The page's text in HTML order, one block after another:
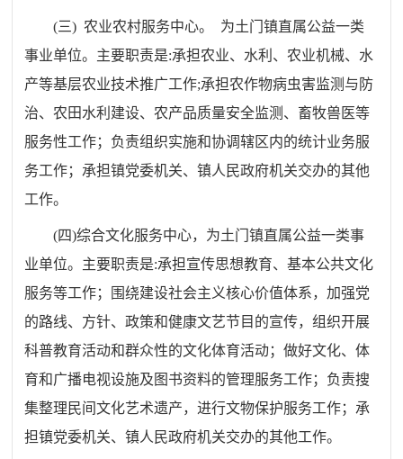
(三) 农业农村服务中心。 为土门镇直属公益一类
事业单位。主要职责是:承担农业、水利、农业机械、水
产等基层农业技术推广工作;承担农作物病虫害监测与防
治、农田水利建设、农产品质量安全监测、畜牧兽医等
服务性工作； 负责组织实施和协调辖区内的统计业务服
务工作； 承担镇党委机关、镇人民政府机关交办的其他
工作。
(四)综合文化服务中心，为土门镇直属公益一类事
业单位。主要职责是:承担宣传思想教育、基本公共文化
服务等工作；
围绕建设社会主义核心价值体系，加强党
的路线、方针、政策和健康文艺节目的宣传，组织开展
科普教育活动和群众性的文化体育活动；做好文化、体
育和广播电视设施及图书资料的管理服务工作； 负责搜
集整理民间文化艺术遗产，进行文物保护服务工作；承
担镇党委机关、镇人民政府机关交办的其他工作。